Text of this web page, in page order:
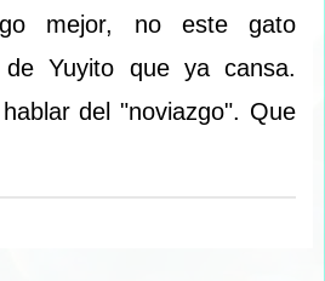
mejor, no este gato
de Yuyito que ya cansa.
del "noviazgo". Que